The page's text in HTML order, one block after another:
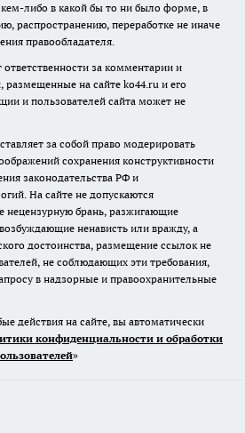
либо в какой бы то ни было форме, в
распространению, переработке не иначе
правообладателя.
ответственности за комментарии и
размещенные на сайте ko44.ru и его
и пользователей сайта может не
за собой право модерировать
сохранения конструктивности
законодательства РФ и
На сайте не допускаются
брань, разжигающие
ненависть или вражду, а
достоинства, размещение ссылок не
не соблюдающих эти требования,
в надзорные и правоохранительные
действия на сайте, вы автоматически
конфиденциальности и обработки
»